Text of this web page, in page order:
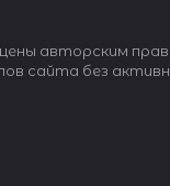
авторским
сайта без